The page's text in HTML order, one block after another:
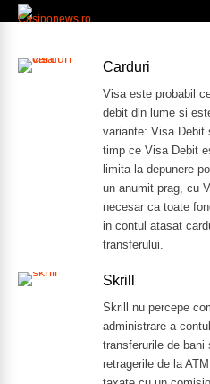
Carduri
Visa este probabil
debit din lume si
variante: Visa
timp ce Visa Debit
limita la depunere
un anumit prag, cu
necesar ca toate
in contul atasat
transferului.
Skrill
Skrill nu percepe
administrare a
transferurile de bani
retragerile de la